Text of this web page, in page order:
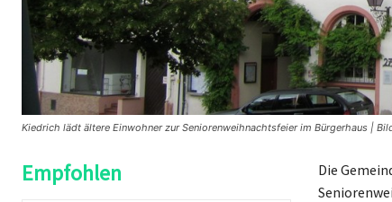
Kiedrich lädt ältere Einwohner zur Seniorenweihnachtsfeier im Bürgerhaus |
Empfohlen
Die